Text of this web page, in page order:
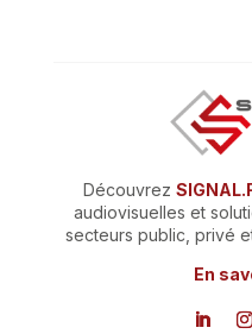
Découvrez
audiovisuelles et
secteurs public, privé
En